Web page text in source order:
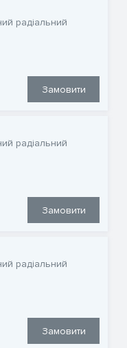
радіальний
Замовити
радіальний
Замовити
радіальний
Замовити